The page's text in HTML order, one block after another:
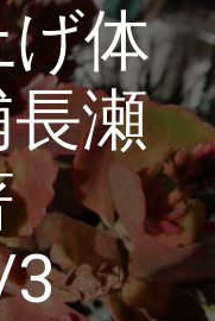
げ体
瀬
著
3